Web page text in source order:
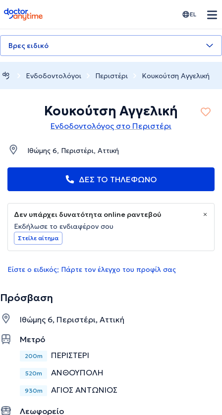
doctoranytime EL
Βρες ειδικό
Ενδοδοντολόγοι Περιστέρι Κουκούτση Αγγελική
Κουκούτση Αγγελική
Ενδοδοντολόγος στο Περιστέρι
Ιθώμης 6, Περιστέρι, Αττική
ΔΕΣ ΤΟ ΤΗΛΕΦΩΝΟ
Δεν υπάρχει δυνατότητα online ραντεβού
Εκδήλωσε το ενδιαφέρον σου
Στείλε αίτημα
Είστε ο ειδικός; Πάρτε τον έλεγχο του προφίλ σας
Πρόσβαση
Ιθώμης 6, Περιστέρι, Αττική
Μετρό
200m ΠΕΡΙΣΤΕΡΙ
520m ΑΝΘΟΥΠΟΛΗ
930m ΑΓΙΟΣ ΑΝΤΩΝΙΟΣ
Λεωφορείο